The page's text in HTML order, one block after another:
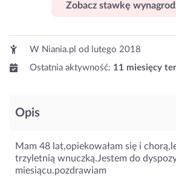
Zobacz stawkę
W Niania.pl od
lutego 2018
Ostatnia aktywność: 11 miesięcy
Opis
Mam 48 lat,opiekowałam się i
trzyletnią wnuczką.Jestem do
miesiącu.pozdrawiam